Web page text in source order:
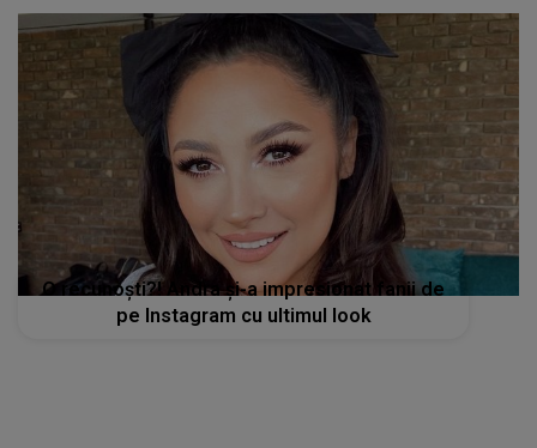
O recunoști?! Andra și-a impresionat fanii de
pe Instagram cu ultimul look